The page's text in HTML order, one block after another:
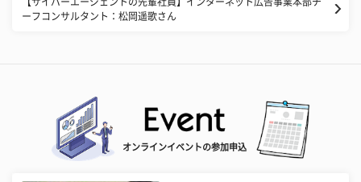
ーフコンサルタント：松岡遥歌さん
オンラインイベントの参加申込